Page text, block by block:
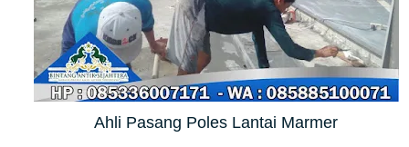
Ahli Pasang Poles Lantai Marmer